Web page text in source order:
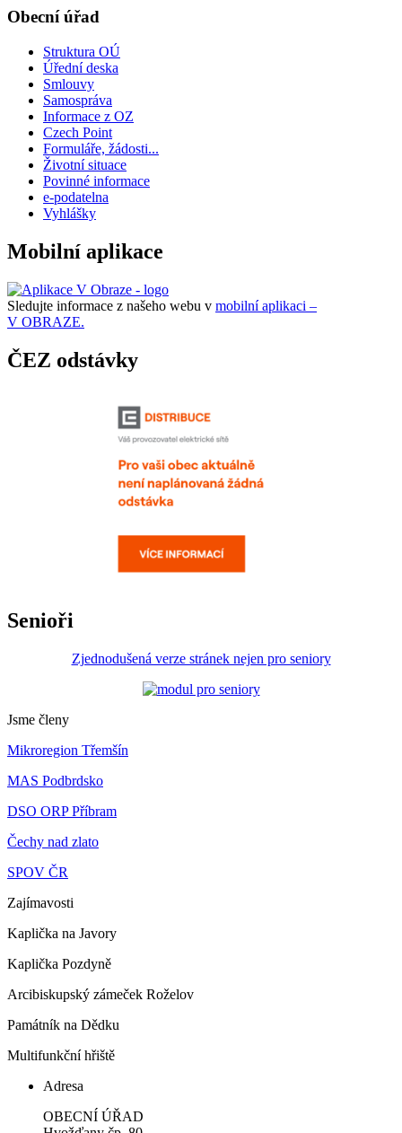
Obecní úřad
Struktura OÚ
Úřední deska
Smlouvy
Samospráva
Informace z OZ
Czech Point
Formuláře, žádosti...
Životní situace
Povinné informace
e-podatelna
Vyhlášky
Mobilní aplikace
Sledujte informace z našeho webu v mobilní aplikaci –
V OBRAZE.
ČEZ odstávky
Senioři
Zjednodušená verze stránek nejen pro seniory
Jsme členy
Mikroregion Třemšín
MAS Podbrdsko
DSO ORP Příbram
Čechy nad zlato
SPOV ČR
Zajímavosti
Kaplička na Javory
Kaplička Pozdyně
Arcibiskupský zámeček Roželov
Památník na Dědku
Multifunkční hřiště
Adresa
OBECNÍ ÚŘAD